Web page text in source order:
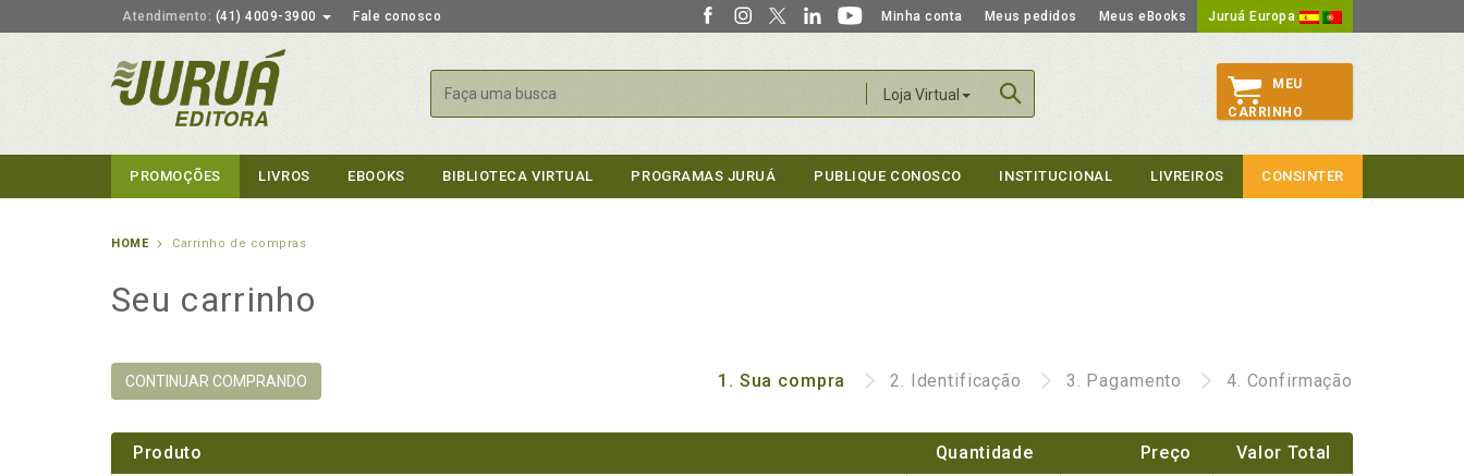
Atendimento: (41) 4009-3900 Fale conosco Minha conta Meus pedidos Meus eBooks Juruá Europa
Loja Virtual
Buscar
MEU
CARRINHO
PROMOÇÕES LIVROS EBOOKS BIBLIOTECA VIRTUAL PROGRAMAS JURUÁ PUBLIQUE CONOSCO INSTITUCIONAL LIVREIROS CONSINTER
HOME Carrinho de compras
Seu carrinho
CONTINUAR COMPRANDO 1. Sua compra 2. Identificação 3. Pagamento 4. Confirmação
Produto Quantidade Preço Valor Total